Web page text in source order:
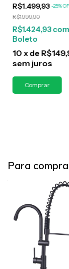
PVD Escovada
Torneira
Monocomando
Cascata
R$1.499,93 -25%
R$1.999,90
R$1.424,93com
Boleto
10 xde
sem juros
Para